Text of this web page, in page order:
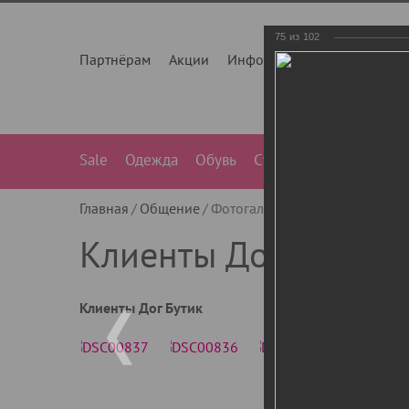
Партнёрам Акции Инфо О нас
Sale Одежда Обувь Сумки
Главная Общение Фотогалерея
Клиенты Дог Бутик
Клиенты Дог Бутик
75 из 102